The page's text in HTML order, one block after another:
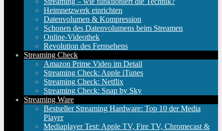
Heimnetzwerk einrichten
Datenvolumen & Kompression
Schonen des Datenvolumens beim Streamen
Online-Videothek
Revolution des Fernsehens
Streaming Check
Amazon Prime Video im Detail
Streaming Check: Apple iTunes
Streaming Check: Netflix
Streaming Check: Snap by Sky
Streaming Ware
Bestseller Streaming Hardware: Top 10 der Media
Player
Mediaplayer Test: Apple TV, Fire TV, Chromecast &